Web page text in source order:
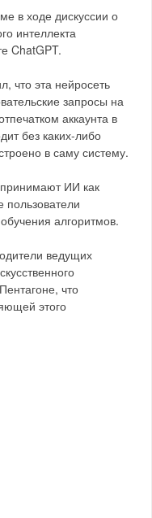
в ходе дискуссии о
интеллекта
ChatGPT.
что эта нейросеть
запросы на
аккаунта в
без каких-либо
в саму систему.
ИИ как
алгоритмов.
ведущих
что
этого